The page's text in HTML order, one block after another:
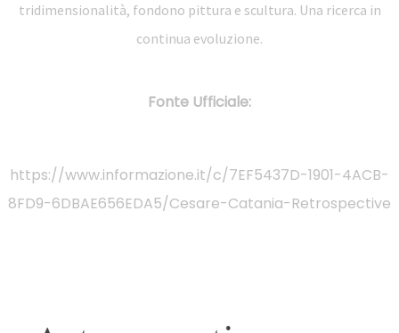
tridimensionalità, fondono pittura e scultura. Una ricerca in
continua evoluzione.
Fonte Ufficiale:
https://www.informazione.it/c/7EF5437D-1901-4ACB-
8FD9-6DBAE656EDA5/Cesare-Catania-Retrospective